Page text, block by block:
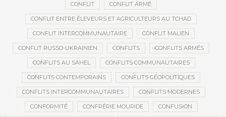
CONFLIT CONFLIT ARMÉ
CONFLIT ENTRE ÉLEVEURS ET AGRICULTEURS AU TCHAD
CONFLIT INTERCOMMUNAUTAIRE CONFLIT MALIEN
CONFLIT RUSSO-UKRAINIEN CONFLITS CONFLITS ARMÉS
CONFLITS AU SAHEL CONFLITS COMMUNAUTAIRES
CONFLITS CONTEMPORAINS CONFLITS GÉOPOLITIQUES
CONFLITS INTERCOMMUNAUTAIRES CONFLITS MODERNES
CONFORMITÉ CONFRÉRIE MOURIDE CONFUSION